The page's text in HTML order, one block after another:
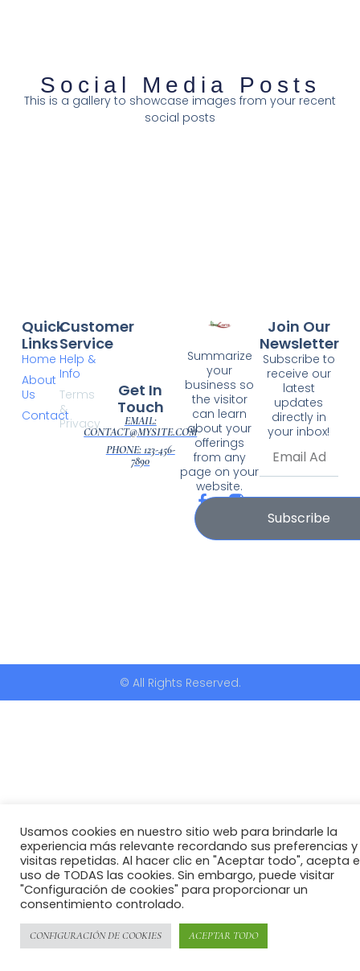
Social Media Posts
This is a gallery to showcase images from your recent
social posts
Summarize
your
business so
the visitor
can learn
about your
offerings
from any
page on your
website.
Customer
Service
Help &
Info
Terms
&
Privacy
Quick
Links
Home
About
Us
Contact
Get In
Touch
EMAIL:
CONTACT@MYSITE.COM
PHONE: 123-456-
7890
Join Our
Newsletter
Subscribe to
receive our
latest
updates
directly in
your inbox!
Subscribe
© All Rights Reserved.
Usamos cookies en nuestro sitio web para brindarle la
experiencia más relevante recordando sus preferencias y
visitas repetidas. Al hacer clic en "Aceptar todo", acepta
uso de TODAS las cookies. Sin embargo, puede visitar
"Configuración de cookies" para proporcionar un
consentimiento controlado.
CONFIGURACIÓN DE COOKIES ACEPTAR TODO